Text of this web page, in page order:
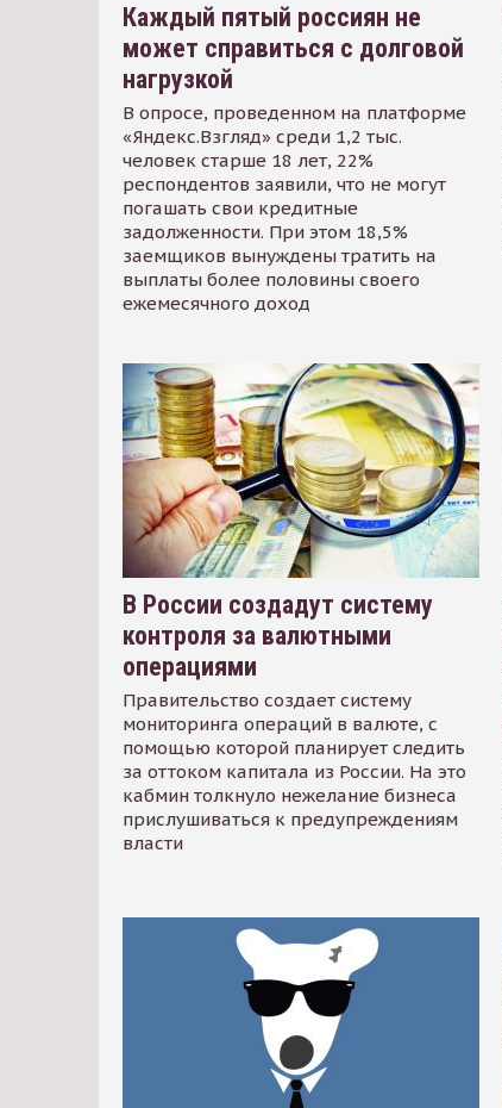
Каждый пятый россиян не
может справиться с долговой
нагрузкой
В опросе, проведенном на платформе
«Яндекс.Взгляд» среди 1,2 тыс.
человек старше 18 лет, 22%
респондентов заявили, что не могут
погашать свои кредитные
задолженности. При этом 18,5%
заемщиков вынуждены тратить на
выплаты более половины своего
ежемесячного доход
В России создадут систему
контроля за валютными
операциями
Правительство создает систему
мониторинга операций в валюте, с
помощью которой планирует следить
за оттоком капитала из России. На это
кабмин толкнуло нежелание бизнеса
прислушиваться к предупреждениям
власти